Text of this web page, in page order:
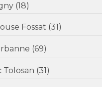
(18)
Fossat (31)
- Villeurbanne (69)
Tolosan (31)